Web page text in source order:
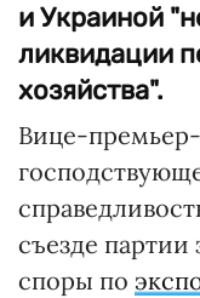
и Украиной
ликвидации
хозяйства".
Вице-
съезде партии
споры по